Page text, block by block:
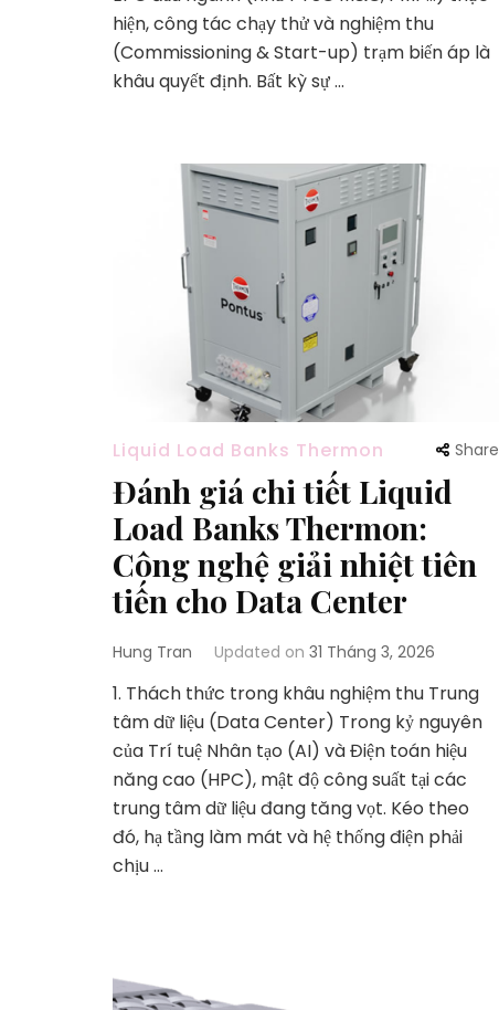
hiện, công tác chạy thử và nghiệm thu
(Commissioning & Start-up) trạm biến áp là
khâu quyết định. Bất kỳ sự …
Liquid Load Banks Thermon Share
Đánh giá chi tiết Liquid
Load Banks Thermon:
Công nghệ giải nhiệt tiên
tiến cho Data Center
Hung Tran Updated on 31 Tháng 3, 2026
1. Thách thức trong khâu nghiệm thu Trung
tâm dữ liệu (Data Center) Trong kỷ nguyên
của Trí tuệ Nhân tạo (AI) và Điện toán hiệu
năng cao (HPC), mật độ công suất tại các
trung tâm dữ liệu đang tăng vọt. Kéo theo
đó, hạ tầng làm mát và hệ thống điện phải
chịu …